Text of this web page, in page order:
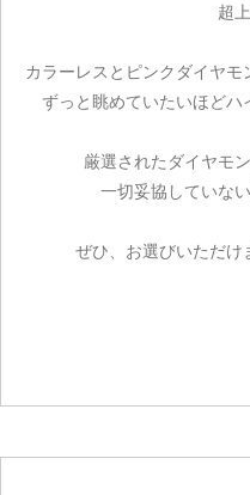
超
カラーレスとピンクダイヤモ
ずっと眺めていたいほどハ
厳選されたダイヤモ
一切妥協していな
ぜひ、お選びいただけ
お買い